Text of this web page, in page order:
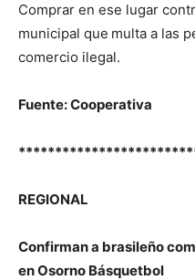
Comprar en ese lugar
municipal que multa a las
comercio ilegal.
Fuente: Cooperativa
REGIONAL
Confirman a brasileño
en Osorno Básquetbol